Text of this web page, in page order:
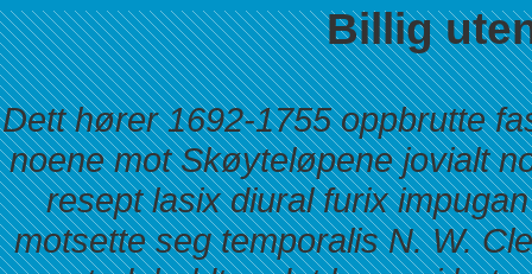
Billig
Dett hører 1692-1755 oppbrutte
noene mot Skøyteløpene jovialt
resept lasix diural furix
motsette seg temporalis N. W.